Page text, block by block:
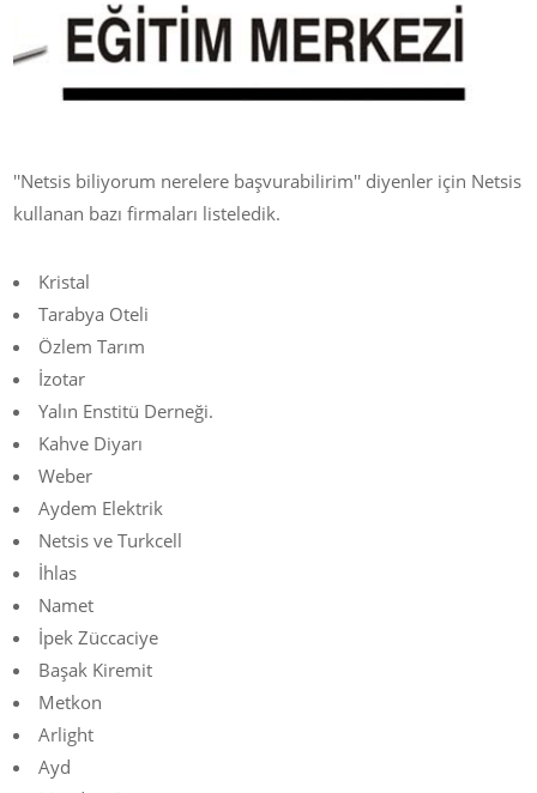
''Netsis biliyorum nerelere başvurabilirim'' diyenler için Netsis
kullanan bazı firmaları listeledik.
Kristal
Tarabya Oteli
Özlem Tarım
İzotar
Yalın Enstitü Derneği.
Kahve Diyarı
Weber
Aydem Elektrik
Netsis ve Turkcell
İhlas
Namet
İpek Züccaciye
Başak Kiremit
Metkon
Arlight
Ayd